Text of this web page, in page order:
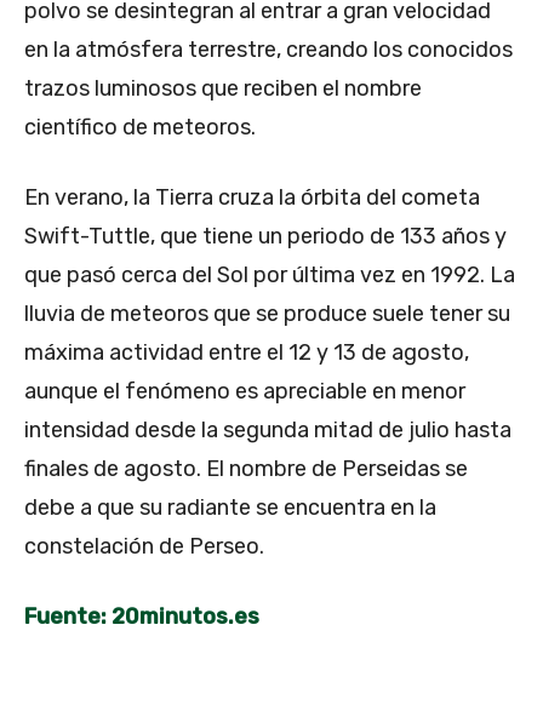
polvo se desintegran al entrar a gran velocidad
en la atmósfera terrestre, creando los conocidos
trazos luminosos que reciben el nombre
científico de meteoros.
En verano, la Tierra cruza la órbita del cometa
Swift-Tuttle, que tiene un periodo de 133 años y
que pasó cerca del Sol por última vez en 1992. La
lluvia de meteoros que se produce suele tener su
máxima actividad entre el 12 y 13 de agosto,
aunque el fenómeno es apreciable en menor
intensidad desde la segunda mitad de julio hasta
finales de agosto. El nombre de Perseidas se
debe a que su radiante se encuentra en la
constelación de Perseo.
Fuente: 20minutos.es